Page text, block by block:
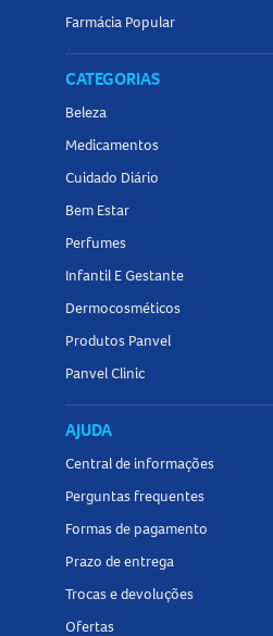
Farmácia Popular
CATEGORIAS
Beleza
Medicamentos
Cuidado Diário
Bem Estar
Perfumes
Infantil E Gestante
Dermocosméticos
Produtos Panvel
Panvel Clinic
AJUDA
Central de informações
Perguntas frequentes
Formas de pagamento
Prazo de entrega
Trocas e devoluções
Ofertas